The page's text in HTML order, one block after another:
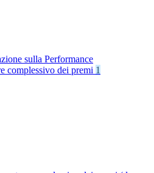
sulla Performance
complessivo dei premi 1